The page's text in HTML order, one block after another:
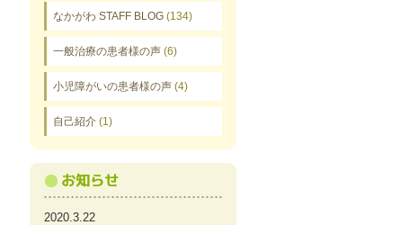
なかがわ STAFF BLOG (134)
一般治療の患者様の声 (6)
小児障がいの患者様の声 (4)
自己紹介 (1)
2020.3.22